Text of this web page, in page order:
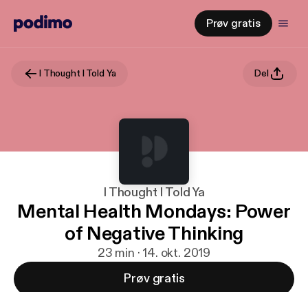
Prøv gratis
I Thought I Told Ya Del
I Thought I Told Ya
Mental Health Mondays: Power
of Negative Thinking
23 min · 14. okt. 2019
Prøv gratis